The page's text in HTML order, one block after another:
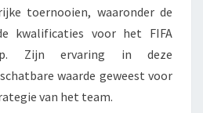
toernooien, waaronder de
kwalificaties voor het FIFA
Zijn ervaring in deze
waarde geweest voor
van het team.